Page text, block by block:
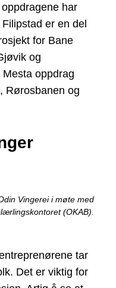
har
er en del
for Bane
og
oppdrag
Rørosbanen og
Vingerei i møte med
(OKAB).
tar
Det er viktig for